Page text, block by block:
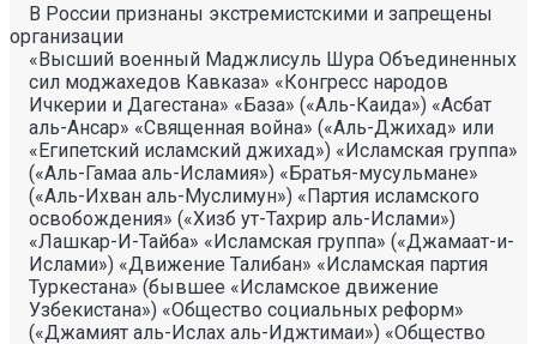
В России признаны экстремистскими и запрещены
организации
«Высший военный Маджлисуль Шура Объединенных
сил моджахедов Кавказа» «Конгресс народов
Ичкерии и Дагестана» «База» («Аль-Каида») «Асбат
аль-Ансар» «Священная война» («Аль-Джихад» или
«Египетский исламский джихад») «Исламская группа»
(«Аль-Гамаа аль-Исламия») «Братья-мусульмане»
(«Аль-Ихван аль-Муслимун») «Партия исламского
освобождения» («Хизб ут-Тахрир аль-Ислами»)
«Лашкар-И-Тайба» «Исламская группа» («Джамаат-и-
Ислами») «Движение Талибан» «Исламская партия
Туркестана» (бывшее «Исламское движение
Узбекистана») «Общество социальных реформ»
(«Джамият аль-Ислах аль-Иджтимаи») «Общество